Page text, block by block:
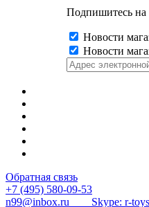
Подпишитесь на
Новости
Новости
Обратная связь
+7 (495) 580-09-53
n99@inbox.ru Skype: r-toys